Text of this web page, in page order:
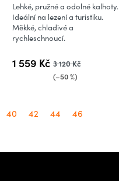
1 559 Kč 3 120 Kč
(–50 %)
Lehké, pružné a odolné kalhoty.
Ideální na lezení a turistiku.
Měkké, chladivé a
rychleschnoucí.
40 42 44 46
Z